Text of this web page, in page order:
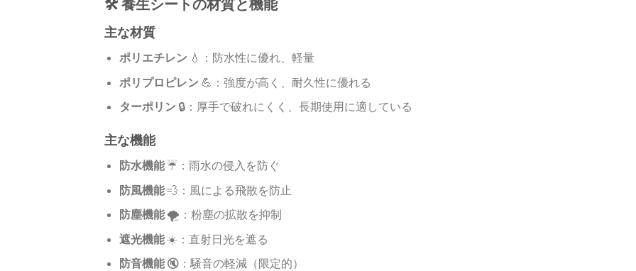
🛠️ 養生シートの材質と機能
主な材質
ポリエチレン 💧：防水性に優れ、軽量
ポリプロピレン 💪：強度が高く、耐久性に優れる
ターポリン 🔒：厚手で破れにくく、長期使用に適している
主な機能
防水機能☔：雨水の侵入を防ぐ
防風機能💨：風による飛散を防止
防塵機能🌪️：粉塵の拡散を抑制
遮光機能☀️：直射日光を遮る
防音機能🔇：騒音の軽減（限定的）